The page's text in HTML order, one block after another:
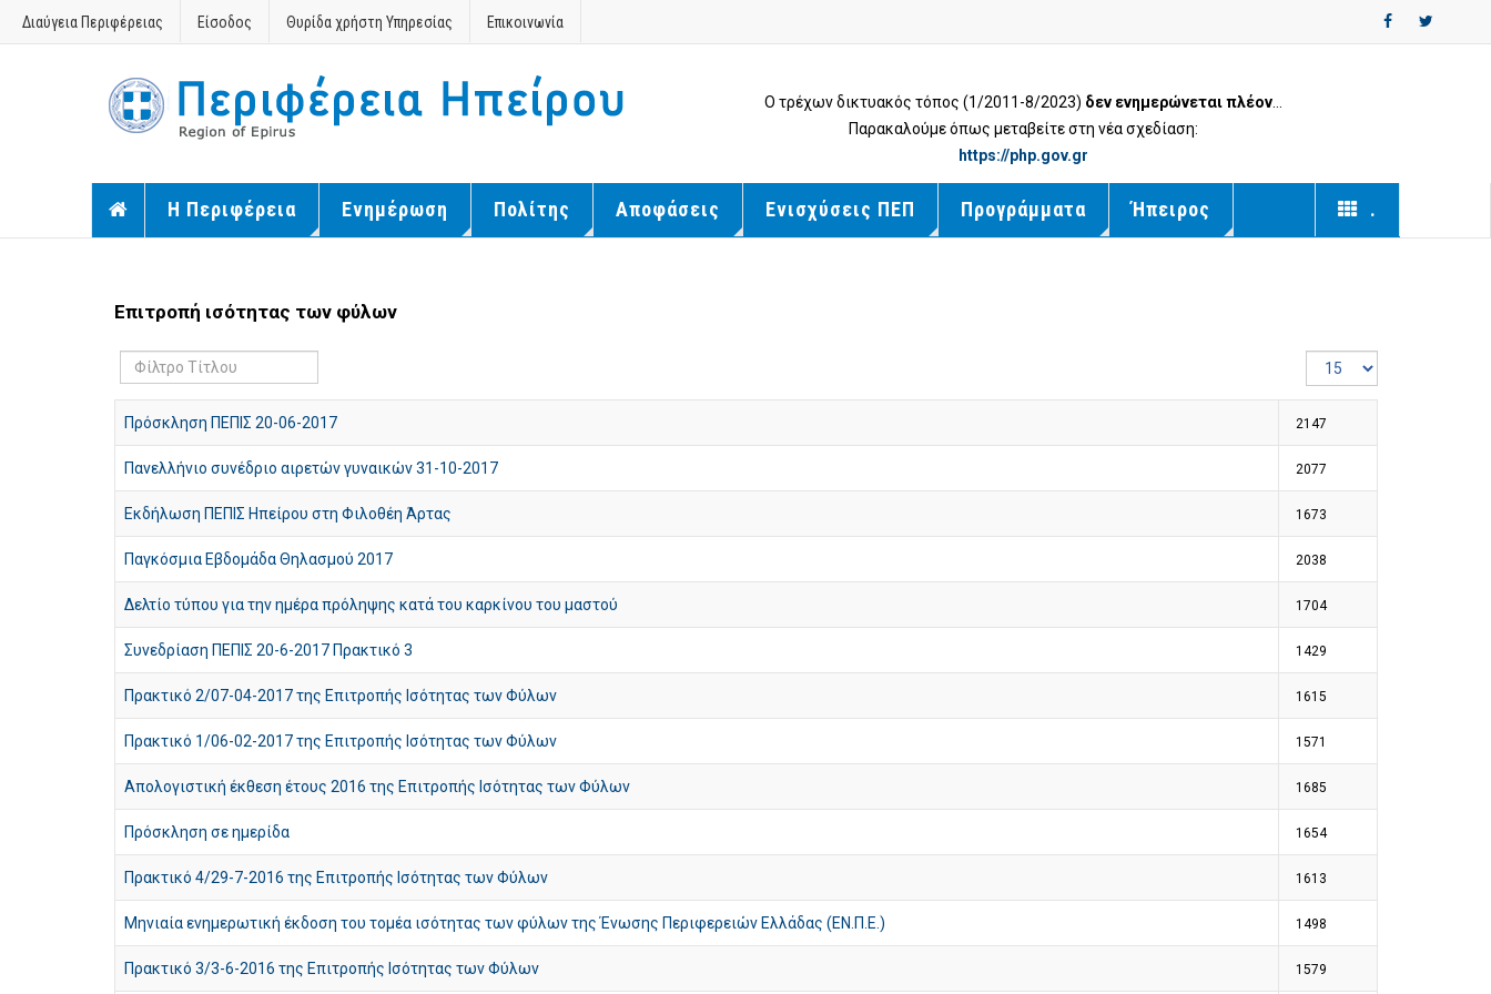
Διαύγεια Περιφέρειας Είσοδος Θυρίδα χρήστη Υπηρεσίας Επικοινωνία
Ο τρέχων δικτυακός τόπος (1/2011-8/2023) δεν ενημερώνεται πλέον
Παρακαλούμε όπως μεταβείτε στη νέα σχεδίαση:
https://php.gov.gr
Η Περιφέρεια Ενημέρωση Πολίτης Αποφάσεις Ενισχύσεις ΠΕΠ Προγράμματα Ήπειρος .
Επιτροπή ισότητας των φύλων
Φίλτρο
Εμφάνιση
#
Πρόσκληση ΠΕΠΙΣ 20-06-2017
2147
Πανελλήνιο συνέδριο αιρετών γυναικών 31-10-2017 2077
Εκδήλωση ΠΕΠΙΣ Ηπείρου στη Φιλοθέη Άρτας 1673
Παγκόσμια Εβδομάδα Θηλασμού 2017 2038
Δελτίο τύπου για την ημέρα πρόληψης κατά του καρκίνου του μαστού 1704
Συνεδρίαση ΠΕΠΙΣ 20-6-2017 Πρακτικό 3 1429
Πρακτικό 2/07-04-2017 της Επιτροπής Ισότητας των Φύλων 1615
Πρακτικό 1/06-02-2017 της Επιτροπής Ισότητας των Φύλων 1571
Απολογιστική έκθεση έτους 2016 της Επιτροπής Ισότητας των Φύλων 1685
Πρόσκληση σε ημερίδα 1654
Πρακτικό 4/29-7-2016 της Επιτροπής Ισότητας των Φύλων 1613
Μηνιαία ενημερωτική έκδοση του τομέα ισότητας των φύλων της Ένωσης Περιφερειών Ελλάδας (ΕΝ.Π.Ε.) 1498
Πρακτικό 3/3-6-2016 της Επιτροπής Ισότητας των Φύλων 1579